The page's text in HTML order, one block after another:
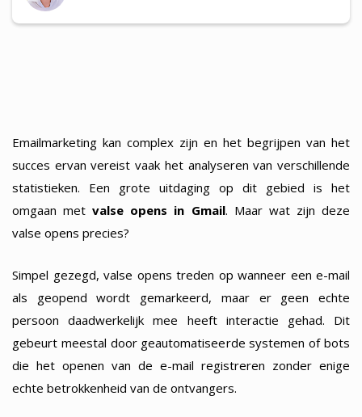
Emailmarketing kan complex zijn en het begrijpen van het
succes ervan vereist vaak het analyseren van verschillende
statistieken. Een grote uitdaging op dit gebied is het
omgaan metvalse opens in Gmail. Maar wat zijn deze
valse opens precies?
Simpel gezegd, valse opens treden op wanneer een e-mail
als geopend wordt gemarkeerd, maar er geen echte
persoon daadwerkelijk mee heeft interactie gehad. Dit
gebeurt meestal door geautomatiseerde systemen of bots
die het openen van de e-mail registreren zonder enige
echte betrokkenheid van de ontvangers.